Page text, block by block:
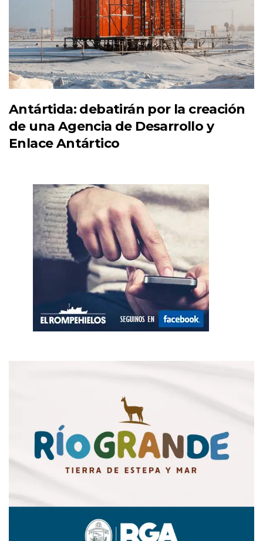
Antártida: debatirán por la creación
de una Agencia de Desarrollo y
Enlace Antártico